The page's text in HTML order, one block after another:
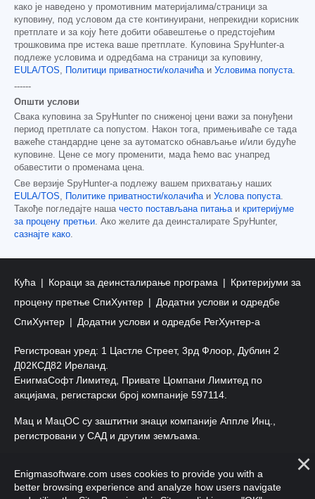
како је наведено у промотивним материјалима/страници за
куповину, под условом да сте континуирани, непрекидни корисник
претплате и за коју ћете добити обавештење о предстојећим
трошковима пре истека ваше претплате. Куповина SpyHunter-а
подлеже условима и одредбама на страници за куповину,
EULA/TOS
Политици приватности/колачића и Условима попуста
------
Општи услови
Свака куповина за SpyHunter по сниженој цени важи за понуђени
период претплате са попустом. Након тога, примењиваће се тада
важеће стандардне цене за аутоматско обнављање и/или будуће
куповине. Цене се могу променити, мада ћемо вас унапред
обавестити о променама цена.
Све верзије SpyHunter-а подлежу вашем прихватању наших
EULA/TOS
Политике приватности/колачића и Услова попуста
Такође погледајте наша често постављана питања и критеријуме
за процену претњи . Ако желите да деинсталирате SpyHunter,
сазнајте како
Кућа Кораци за деинсталирање програма
Критеријуми за
процену претње СпиХунтер
Додатни услови и одредбе
СпиХунтер
Додатни услови и одредбе РегХунтер-а
Регистрован уред: 1 Цастле Стреет, 3рд Флоор, Дублин 2
Д02КСД82 Иреланд.
ЕнигмаСофт Лимитед, Привате Цомпани Лимитед по
акцијама, регистарски број компаније 597114.
Мац и МацОС су заштитни знаци компаније Аппле Инц.,
регистровани у САД и другим земљама.
задржана.
Enigmasoftware.com uses cookies to provide you with a
better browsing experience and analyze how users navigate